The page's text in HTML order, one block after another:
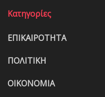
Κατηγορίες
ΕΠΙΚΑΙΡΟΤΗΤΑ
ΠΟΛΙΤΙΚΗ
ΟΙΚΟΝΟΜΙΑ